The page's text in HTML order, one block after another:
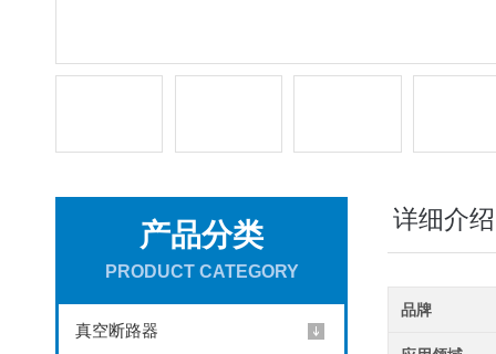
产品分类
PRODUCT CATEGORY
真空断路器
详细介绍
品牌